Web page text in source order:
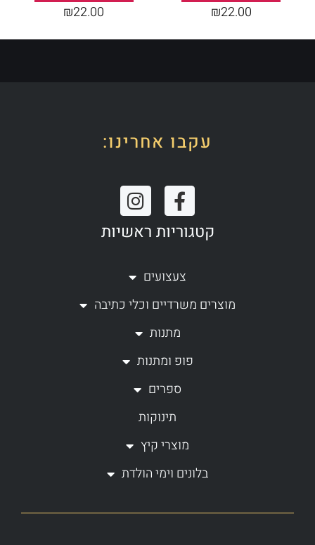
₪22.00
₪22.00
עקבו אחרינו:
F
a
c
b
o
o
k
f
I
n
s
a
r
a
קטגוריות ראשיות
צעצועים
מוצרים משרדיים וכלי כתיבה
מתנות
פופ ומתנות
ספרים
תינוקות
מוצרי קיץ
בלונים וימי הולדת